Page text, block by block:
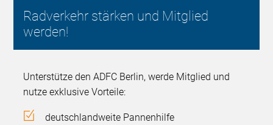
Radverkehr stärken und Mitglied
werden!
Unterstütze den ADFC Berlin, werde Mitglied und
nutze exklusive Vorteile:
deutschlandweite Pannenhilfe